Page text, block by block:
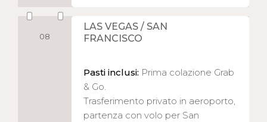
08
LAS VEGAS / SAN
FRANCISCO
Pasti inclusi: Prima colazione Grab
& Go.
Trasferimento privato in aeroporto,
partenza con volo per San